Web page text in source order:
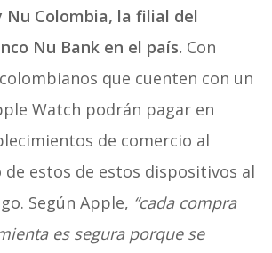
Nu Colombia, la filial del
Nu Bank en el país. Con
que cuenten con un
Watch podrán pagar en
de comercio al
de estos de estos dispositivos al
Según Apple, “cada compra
es segura porque se